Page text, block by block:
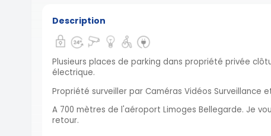
Description
Plusieurs places de parking dans propriété privée
électrique.
Propriété surveiller par Caméras Vidéos Surveillance
A 700 mètres de l'aéroport Limoges Bellegarde. Je
retour.